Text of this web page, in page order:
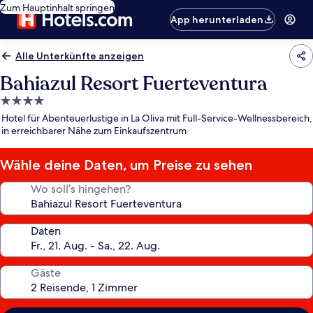
Zum Hauptinhalt springen
App herunterladen
Alle Unterkünfte anzeigen
Bahiazul Resort Fuerteventura
4.0-
Sterne-
Unterkunft
Hotel für Abenteuerlustige in La Oliva mit Full-Service-Wellnessbereich,
in erreichbarer Nähe zum Einkaufszentrum
Wähle deine Daten, um Preise zu sehen
Wo soll’s hingehen?
Daten
Gäste